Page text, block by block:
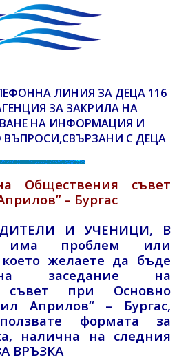
ЛИНИЯ ЗА ДЕЦА 116
ЗА ЗАКРИЛА НА
НА ИНФОРМАЦИЯ И
С ДЕЦА
Обществения съвет
– Бургас
И УЧЕНИЦИ, В
има проблем или
желаете да бъде
заседание на
съвет при Основно
Априлов“ – Бургас,
формата за
налична на следния
ВРЪЗКА